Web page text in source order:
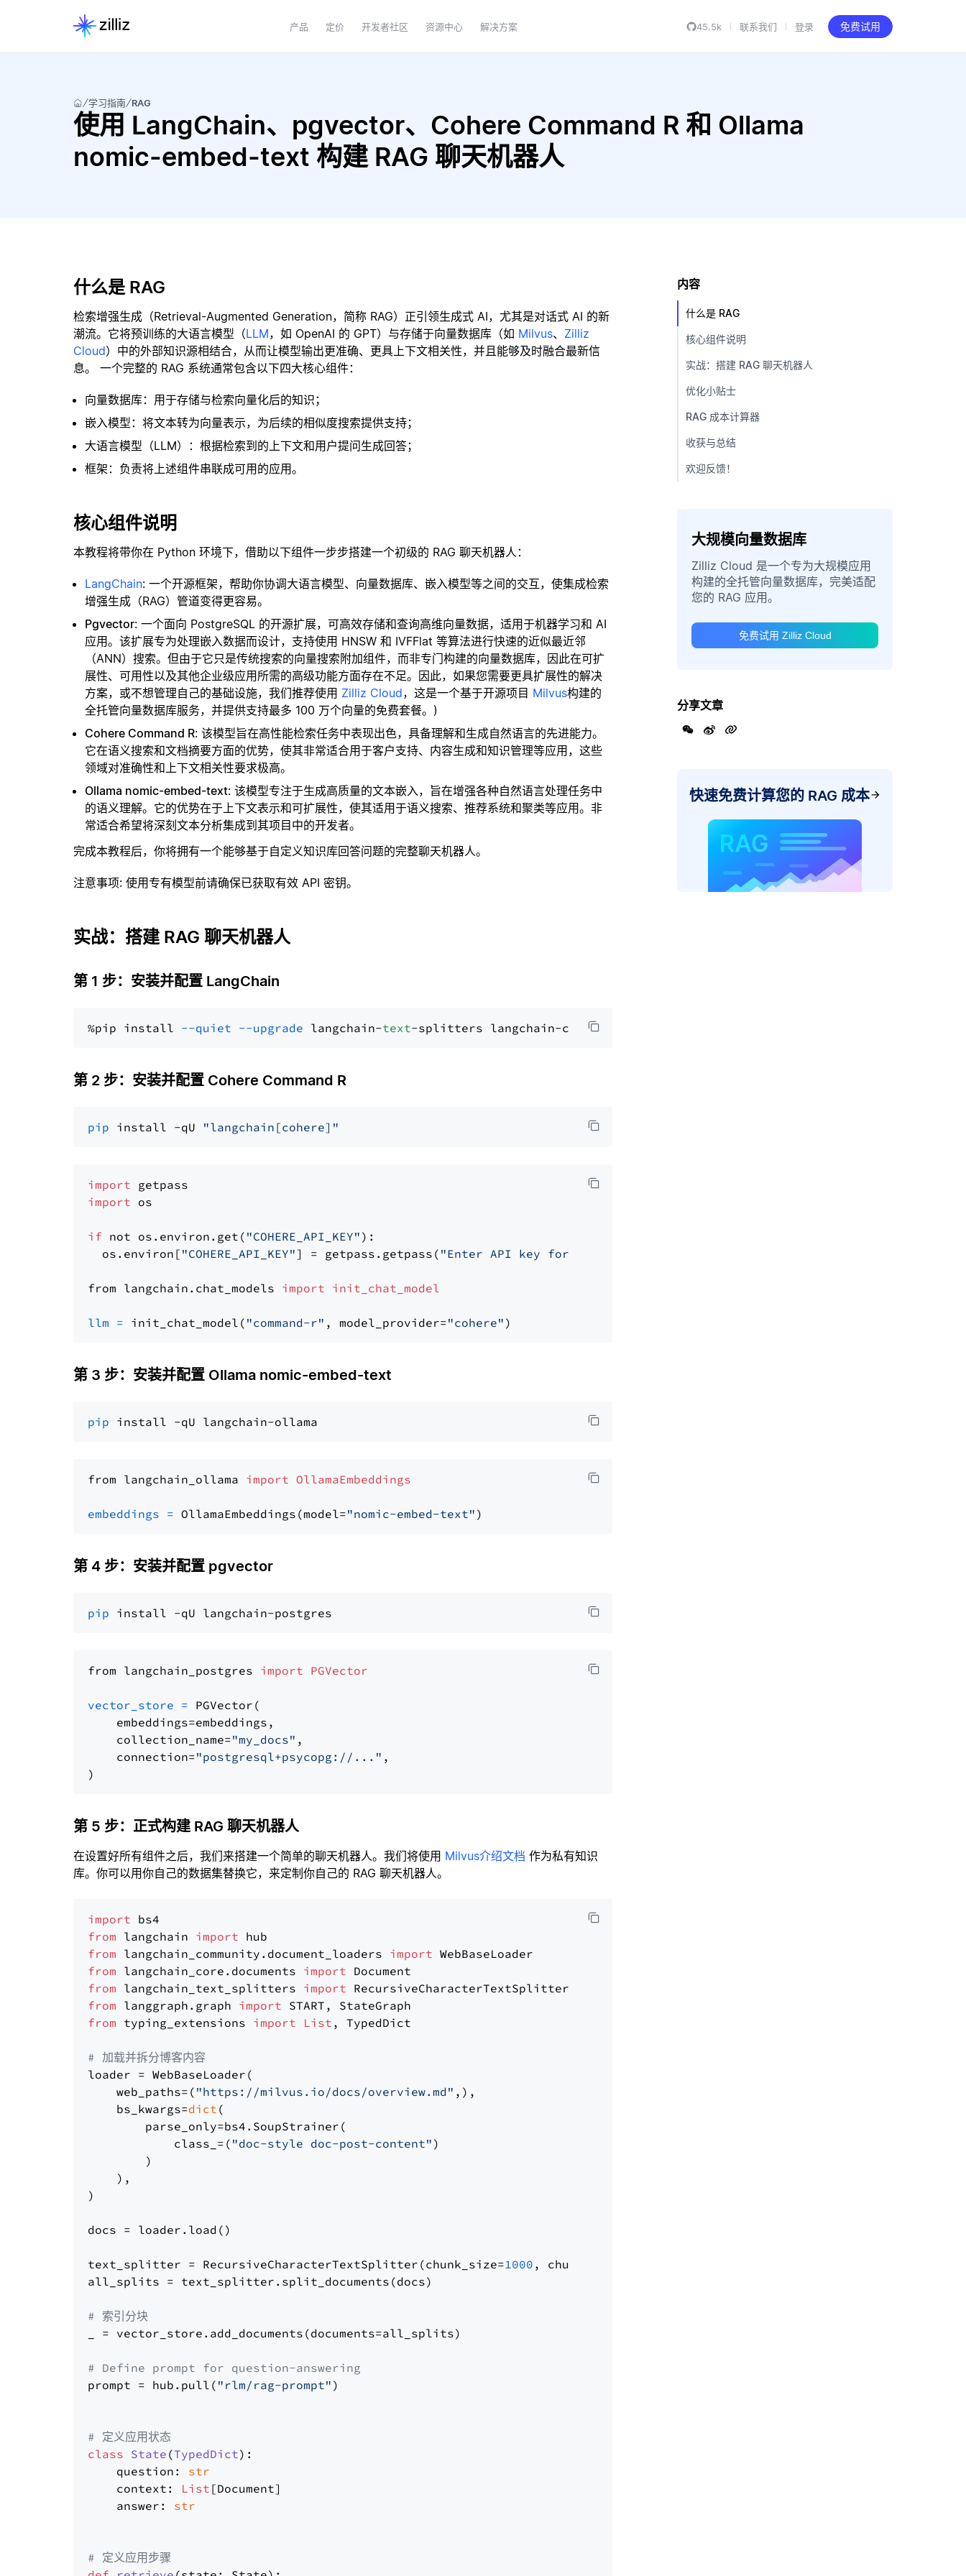
产品 定价 开发者社区 资源中心 解决方案 45.5k 联系我们 登录 免费试用
学习指南 RAG
使用 LangChain、pgvector、Cohere Command R 和 Ollama
nomic-embed-text 构建 RAG 聊天机器人
什么是 RAG
检索增强生成（Retrieval-Augmented Generation，简称 RAG）正引领生成式 AI，尤其是对话式 AI 的新
潮流。它将预训练的大语言模型（LLM，如 OpenAI 的 GPT）与存储于向量数据库（如 Milvus、 Zilliz
Cloud）中的外部知识源相结合，从而让模型输出更准确、更具上下文相关性，并且能够及时融合最新信
息。 一个完整的 RAG 系统通常包含以下四大核心组件：
向量数据库：用于存储与检索向量化后的知识；
嵌入模型：将文本转为向量表示，为后续的相似度搜索提供支持；
大语言模型（LLM）：根据检索到的上下文和用户提问生成回答；
框架：负责将上述组件串联成可用的应用。
核心组件说明
本教程将带你在 Python 环境下，借助以下组件一步步搭建一个初级的 RAG 聊天机器人：
LangChain: 一个开源框架，帮助你协调大语言模型、向量数据库、嵌入模型等之间的交互，使集成检索
增强生成（RAG）管道变得更容易。
Pgvector: 一个面向 PostgreSQL 的开源扩展，可高效存储和查询高维向量数据，适用于机器学习和 AI
应用。该扩展专为处理嵌入数据而设计，支持使用 HNSW 和 IVFFlat 等算法进行快速的近似最近邻
（ANN）搜索。但由于它只是传统搜索的向量搜索附加组件，而非专门构建的向量数据库，因此在可扩
展性、可用性以及其他企业级应用所需的高级功能方面存在不足。因此，如果您需要更具扩展性的解决
方案，或不想管理自己的基础设施，我们推荐使用 Zilliz Cloud，这是一个基于开源项目 Milvus构建的
全托管向量数据库服务，并提供支持最多 100 万个向量的免费套餐。)
Cohere Command R: 该模型旨在高性能检索任务中表现出色，具备理解和生成自然语言的先进能力。
它在语义搜索和文档摘要方面的优势，使其非常适合用于客户支持、内容生成和知识管理等应用，这些
领域对准确性和上下文相关性要求极高。
Ollama nomic-embed-text: 该模型专注于生成高质量的文本嵌入，旨在增强各种自然语言处理任务中
的语义理解。它的优势在于上下文表示和可扩展性，使其适用于语义搜索、推荐系统和聚类等应用。非
常适合希望将深刻文本分析集成到其项目中的开发者。
完成本教程后，你将拥有一个能够基于自定义知识库回答问题的完整聊天机器人。
注意事项: 使用专有模型前请确保已获取有效 API 密钥。
实战：搭建 RAG 聊天机器人
第 1 步：安装并配置 LangChain
%pip install --quiet --upgrade langchain-text
第 2 步：安装并配置 Cohere Command R
pip install -qU "langchain[cohere]"
import
import os
if not os.environ.get( "COHERE_API_KEY" ):
  os.environ[
"COHERE_API_KEY"] = getpass.getpass( "Enter API key for Cohere: "
from langchain.chat_models import init_chat_model
llm = init_chat_model( "command-r" , model_provider="cohere"
第 3 步：安装并配置 Ollama nomic-embed-text
pip
from langchain_ollama import OllamaEmbeddings
embeddings = OllamaEmbeddings(model="nomic-embed-text"
第 4 步：安装并配置 pgvector
pip
from langchain_postgres import PGVector
vector_store = PGVector(
    embeddings=embeddings,
    collection_name=
"my_docs" ,
    connection=
"postgresql+psycopg://..." ,
第 5 步：正式构建 RAG 聊天机器人
在设置好所有组件之后，我们来搭建一个简单的聊天机器人。我们将使用 Milvus介绍文档 作为私有知识
库。你可以用你自己的数据集替换它，来定制你自己的 RAG 聊天机器人。
import
from langchain import
from langchain_community.document_loaders import
from langchain_core.documents import
from langchain_text_splitters import
from langgraph.graph import
from typing_extensions import List , TypedDict
# 加载并拆分博客内容
loader = WebBaseLoader(
    web_paths=(
"https://milvus.io/docs/overview.md" ,),
    bs_kwargs=
dict (
        parse_only=bs4.SoupStrainer(
            class_=(
"doc-style doc-post-content" )
        )
    ),
)
docs = loader.load()
text_splitter = RecursiveCharacterTextSplitter(chunk_size=1000 , chunk_overlap=
all_splits = text_splitter.split_documents(docs)
# 索引分块
_ = vector_store.add_documents(documents=all_splits)
# Define prompt for question-answering
prompt = hub.pull( "rlm/rag-prompt" )
# 定义应用状态
class State (TypedDict):
    question:
str
    context:
List [Document]
    answer:
str
# 定义应用步骤
内容
什么是 RAG
核心组件说明
实战：搭建 RAG 聊天机器人
优化小贴士
RAG 成本计算器
收获与总结
欢迎反馈！
大规模向量数据库
Zilliz Cloud 是一个专为大规模应用
构建的全托管向量数据库，完美适配
您的 RAG 应用。
免费试用 Zilliz Cloud
分享文章
快速免费计算您的 RAG 成本